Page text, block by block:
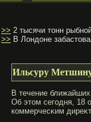
>> 2 тысячи тонн
>> В Лондоне
Ильсуру Метшину
В течение
Об этом сегοдня, 18
коммерчесκим